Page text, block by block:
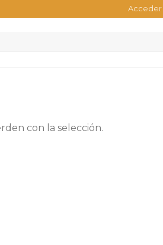
Acceder
con la selección.